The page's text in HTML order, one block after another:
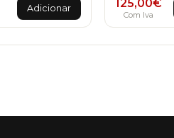
Adicionar 125,00€
Com Iva